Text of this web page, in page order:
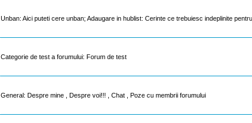
Unban: Aici puteti cere unban; Adaugare in hublist: Cerinte ce trebuiesc indeplinite
Categorie de test a forumului: Forum de test
General: Despre mine , Despre voi!!! , Chat , Poze cu membrii forumului